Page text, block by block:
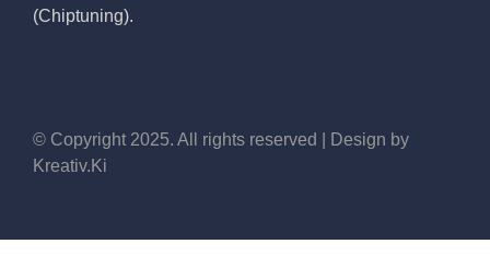
(Chiptuning).
© Copyright 2025. All rights reserved | Design by
Kreativ.Ki